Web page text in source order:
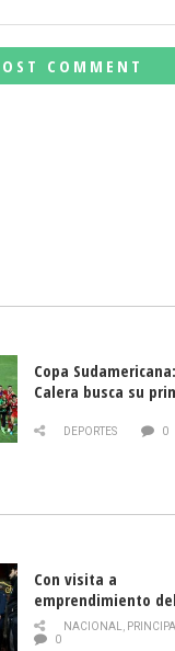
Copa
Calera busca su
DEPORTES 0
Con visita a
emprendimiento
y llamado al
historia campesina
NACIONAL,
0